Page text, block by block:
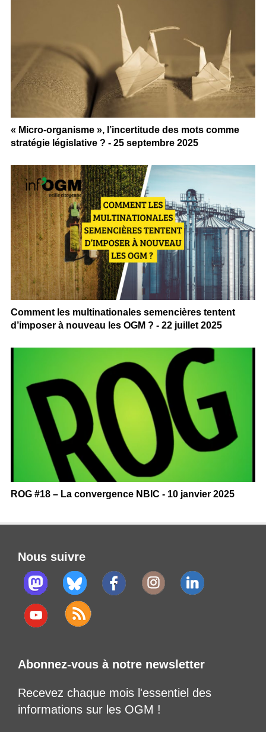
« Micro-organisme », l’incertitude des mots comme
stratégie législative ? - 25 septembre 2025
Comment les multinationales semencières tentent
d’imposer à nouveau les OGM ? - 22 juillet 2025
ROG #18 – La convergence NBIC - 10 janvier 2025
Nous suivre
Abonnez-vous à notre newsletter
Recevez chaque mois l'essentiel des
informations sur les OGM !